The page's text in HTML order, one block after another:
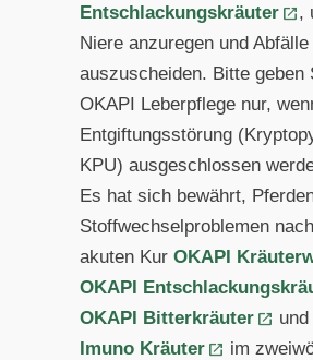
Entschlackungskräuter
,
Niere anzuregen und Abfälle
auszuscheiden. Bitte geben
OKAPI Leberpflege nur,
Entgiftungsstörung
KPU) ausgeschlossen
Es hat sich bewährt,
Stoffwechselproblemen
akuten Kur OKAPI
OKAPI
OKAPI Bitterkräuter
Imuno Kräuter
im